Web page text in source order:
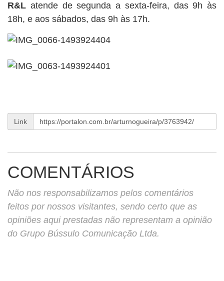
R&L atende de segunda a sexta-feira, das 9h às
18h, e aos sábados, das 9h às 17h.
Link
COMENTÁRIOS
Não nos responsabilizamos pelos comentários
feitos por nossos visitantes, sendo certo que as
opiniões aqui prestadas não representam a opinião
do Grupo Bússulo Comunicação Ltda.